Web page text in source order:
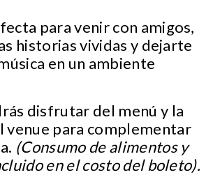
para venir con amigos,
historias vividas y dejarte
en un ambiente
disfrutar del menú y la
venue para complementar
(Consumo de alimentos y
en el costo del boleto).